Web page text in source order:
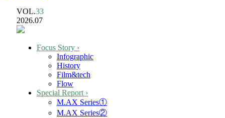
VOL.33
2026.07
Focus Story ›
Infographic
History
Film&tech
Flow
Special Report ›
M.AX Series①
M.AX Series②